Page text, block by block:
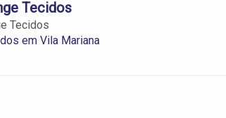
Tecidos
Tecidos
em Vila Mariana